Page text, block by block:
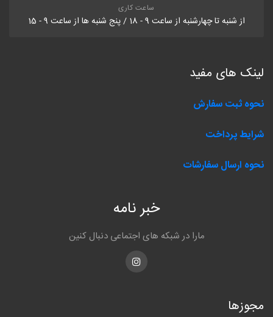
ساعت کاری
از شنبه تا چهارشنبه از ساعت 9 - 18 / پنج شنبه ها از ساعت 9 - 15
لینک های مفید
نحوه ثبت سفارش
شرایط پرداخت
نحوه ارسال سفارشات
خبر نامه
مارا در شبکه های اجتماعی دنبال کنین
Instagram
مجوزها